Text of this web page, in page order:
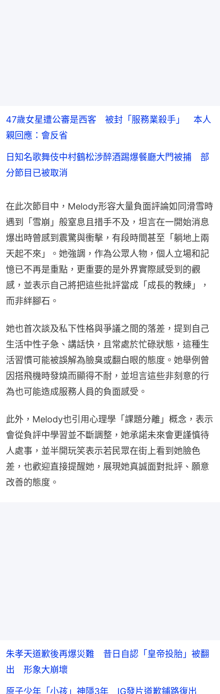
47歲女星遭公審是西客 被封「服務業殺手」 本人
親回應：會反省
日知名歌舞伎中村鶴松涉醉酒踢爆餐廳大門被捕 部
分節目已被取消
在此次節目中，Melody形容大量負面評論如同滑雪時
遇到「雪崩」般窒息且措手不及，坦言在一開始消息
爆出時曾感到震驚與衝擊，有段時間甚至「躺地上兩
天起不來」。她強調，作為公眾人物，個人立場和記
憶已不再是重點，更重要的是外界實際感受到的觀
感，並表示自己將把這些批評當成「成長的教練」，
而非絆腳石。
她也首次談及私下性格與爭議之間的落差，提到自己
生活中性子急、講話快，且常處於忙碌狀態，這種生
活習慣可能被誤解為臉臭或翻白眼的態度。她舉例曾
因搭飛機時發燒而顯得不耐，並坦言這些非刻意的行
為也可能造成服務人員的負面感受。
此外，Melody也引用心理學「課題分離」概念，表示
會從負評中學習並不斷調整，她承諾未來會更謹慎待
人處事，並半開玩笑表示若民眾在街上看到她臉色
差，也歡迎直接提醒她，展現她真誠面對批評、願意
改善的態度。
朱孝天道歉後再爆災難 昔日自認「皇帝投胎」被翻
出 形象大崩壞
原子少年「小孩」神隱3年 IG發片道歉鋪路復出